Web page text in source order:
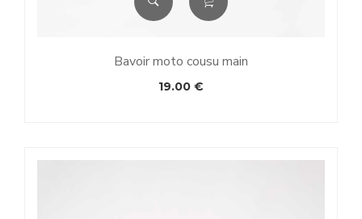
Bavoir moto cousu main
19.00 €